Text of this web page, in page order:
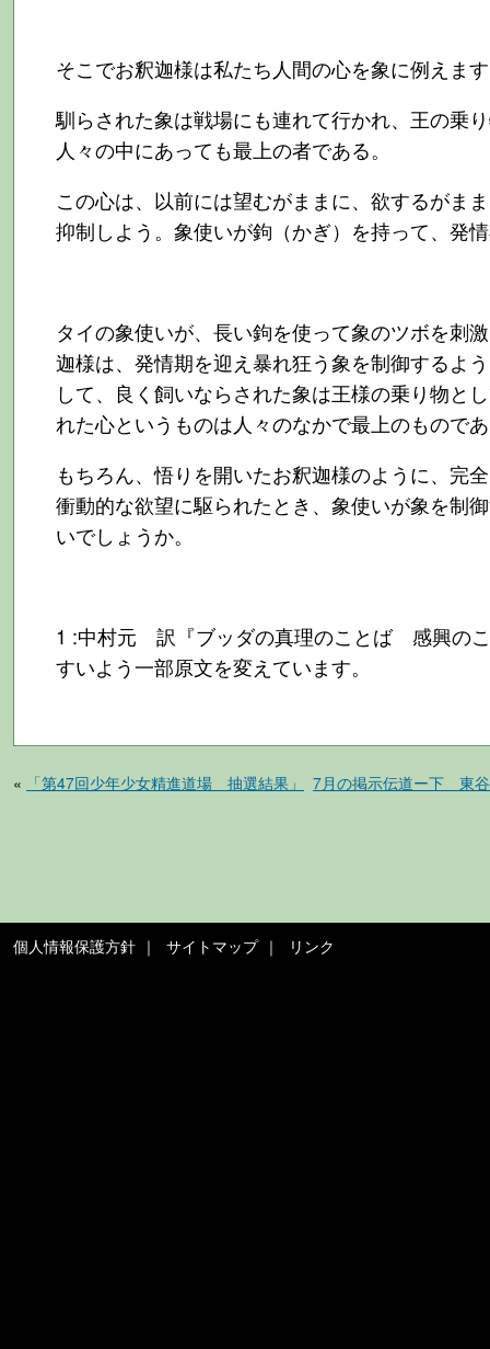
そこでお釈迦様は私たち人間の心を象に例えま
馴らされた象は戦場にも連れて行かれ、王の乗
人々の中にあっても最上の者である。
この心は、以前には望むがままに、欲するがま
抑制しよう。象使いが鉤（かぎ）を持って、発
タイの象使いが、長い鉤を使って象のツボを刺
迦様は、発情期を迎え暴れ狂う象を制御するよ
して、良く飼いならされた象は王様の乗り物と
れた心というものは人々のなかで最上のもので
もちろん、悟りを開いたお釈迦様のように、完
衝動的な欲望に駆られたとき、象使いが象を制
いでしょうか。
1 :中村元 訳『ブッダの真理のことば 感興の
すいよう一部原文を変えています。
« 「第47回少年少女精進道場 抽選結果」 7月の掲示伝道ー下 東
個人情報保護方針 サイトマップ リンク